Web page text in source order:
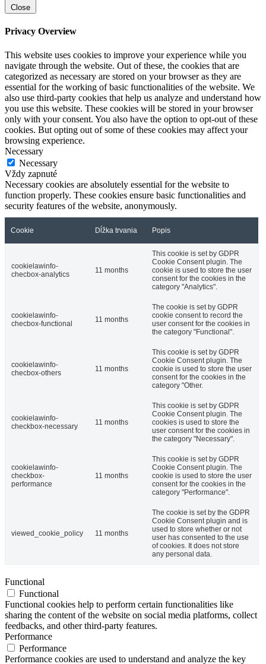
Close
Privacy Overview
This website uses cookies to improve your experience while you
navigate through the website. Out of these, the cookies that are
categorized as necessary are stored on your browser as they are
essential for the working of basic functionalities of the website. We
also use third-party cookies that help us analyze and understand how
you use this website. These cookies will be stored in your browser
only with your consent. You also have the option to opt-out of these
cookies. But opting out of some of these cookies may affect your
browsing experience.
Necessary
Necessary
Vždy zapnuté
Necessary cookies are absolutely essential for the website to
function properly. These cookies ensure basic functionalities and
security features of the website, anonymously.
Cookie Dĺžka trvania Popis
cookielawinfo-
checbox-analytics
11 months
This cookie is set by GDPR
Cookie Consent plugin. The
cookie is used to store the user
consent for the cookies in the
category "Analytics".
cookielawinfo-
checbox-functional
11 months
The cookie is set by GDPR
cookie consent to record the
user consent for the cookies in
the category "Functional".
cookielawinfo-
checbox-others
11 months
This cookie is set by GDPR
Cookie Consent plugin. The
cookie is used to store the user
consent for the cookies in the
category "Other.
cookielawinfo-
checkbox-necessary
11 months
This cookie is set by GDPR
Cookie Consent plugin. The
cookies is used to store the
user consent for the cookies in
the category "Necessary".
cookielawinfo-
checkbox-
performance
11 months
This cookie is set by GDPR
Cookie Consent plugin. The
cookie is used to store the user
consent for the cookies in the
category "Performance".
viewed_cookie_policy 11 months
The cookie is set by the GDPR
Cookie Consent plugin and is
used to store whether or not
user has consented to the use
of cookies. It does not store
any personal data.
Functional
Functional
Functional cookies help to perform certain functionalities like
sharing the content of the website on social media platforms, collect
feedbacks, and other third-party features.
Performance
Performance
Performance cookies are used to understand and analyze the key